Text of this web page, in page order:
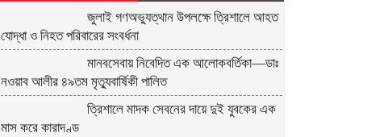
জুলাই গণঅভ্যুত্থান উপলক্ষে ত্রিশালে আহত
যোদ্ধা ও নিহত পরিবারের সংবর্ধনা
মানবসেবায় নিবেদিত এক আলোকবর্তিকা—ডাঃ
নওয়াব আলীর ৪৯তম মৃত্যুবার্ষিকী পালিত
ত্রিশালে মাদক সেবনের দায়ে দুই যুবকের এক
মাস করে কারাদণ্ড